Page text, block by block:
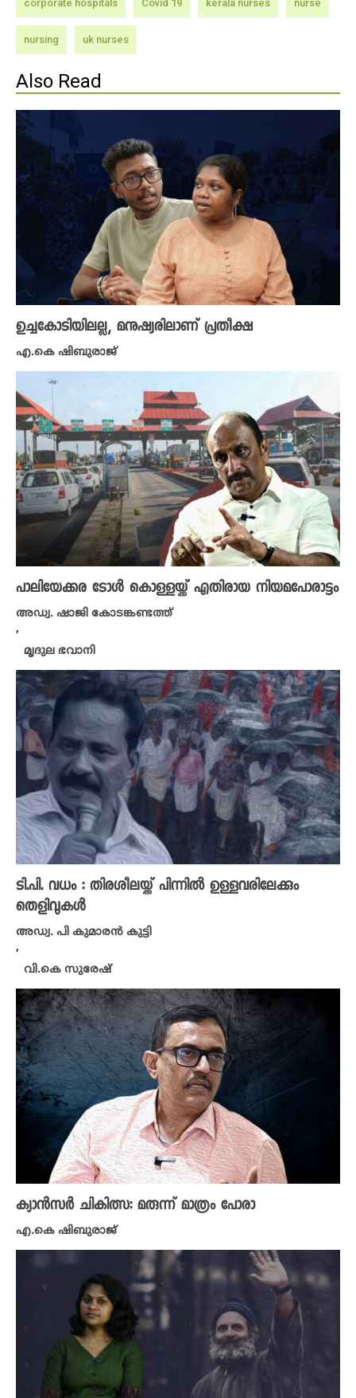
corporate hospitals Covid 19 kerala nurses nurse
nursing uk nurses
Also Read
ഉച്ചകോടിയിലല്ല, മനുഷ്യരിലാണ് പ്രതീക്ഷ
എ.കെ ഷിബുരാജ്
പാലിയേക്കര ടോൾ കൊള്ളയ്ക്ക് എതിരായ നിയമപോരാട്ടം
അഡ്വ. ഷാജി കോടങ്കണ്ടത്ത്
,
മൃദുല ഭവാനി
ടി.പി. വധം : തിരശീലയ്ക്ക് പിന്നിൽ ഉള്ളവരിലേക്കും
തെളിവുകൾ
അഡ്വ. പി കുമാരൻ കുട്ടി
,
വി.കെ സുരേഷ്
ക്യാൻസർ ചികിത്സ: മരുന്ന് മാത്രം പോരാ
എ.കെ ഷിബുരാജ്